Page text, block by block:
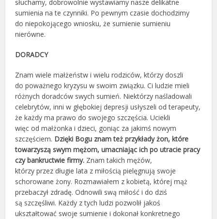
słuchamy, dobrowolnie wystawiamy nasze delikatne
sumienia na te czynniki. Po pewnym czasie dochodzimy
do niepokojącego wniosku, że sumienie sumieniu
nierówne.
DORADCY
Znam wiele małżeństw i wielu rodziców, którzy doszli
do poważnego kryzysu w swoim związku. Ci ludzie mieli
różnych doradców swych sumień. Niektórzy naśladowali
celebrytów, inni w głębokiej depresji usłyszeli od terapeuty,
że każdy ma prawo do swojego szczęścia. Uciekli
więc od małżonka i dzieci, goniąc za jakimś nowym
szczęściem. Dzięki Bogu znam też przykłady żon, które
towarzyszą swym mężom, umacniając ich po utracie pracy
czy bankructwie firmy. Znam takich mężów,
którzy przez długie lata z miłością pielęgnują swoje
schorowane żony. Rozmawiałem z kobietą, której mąż
przebaczył zdradę. Odnowili swą miłość i do dziś
są szczęśliwi. Każdy z tych ludzi pozwolił jakoś
ukształtować swoje sumienie i dokonał konkretnego